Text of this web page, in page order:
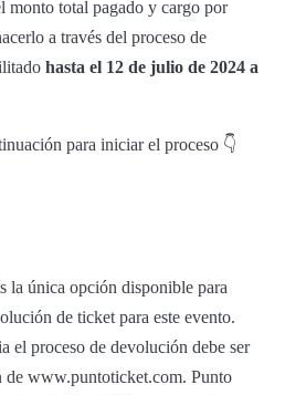
monto total pagado y cargo por
a través del proceso de
hasta el 12 de julio de 2024 a
para iniciar el proceso 👇
la única opción disponible para
de ticket para este evento.
el proceso de devolución debe ser
de www.puntoticket.com. Punto